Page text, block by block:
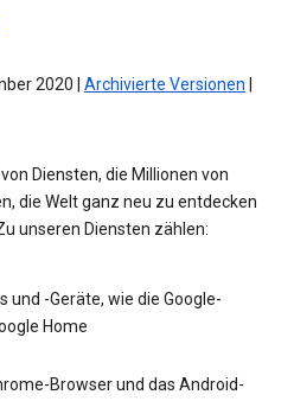
2020 | Archivierte Versionen
Diensten, die Millionen von
die Welt ganz neu zu entdecken
unseren Diensten zählen:
und -Geräte, wie die Google-
Home
Browser und das Android-